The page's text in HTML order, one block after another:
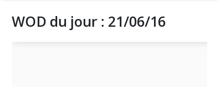
WOD du jour : 21/06/16